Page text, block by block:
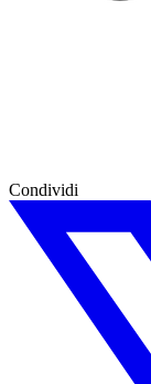
Condividi